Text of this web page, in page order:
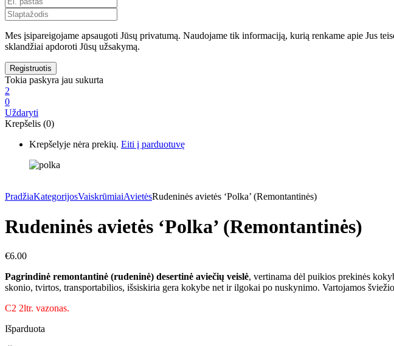
Mes įsipareigojame apsaugoti Jūsų privatumą. Naudojame tik informaciją, kurią renkame apie Jus
sklandžiai apdoroti Jūsų užsakymą.
Tokia paskyra jau sukurta
2
0
Uždaryti
Krepšelis (0)
Krepšelyje nėra prekių. Eiti į parduotuvę
PradžiaKategorijosVaiskrūmiaiAvietėsRudeninės avietės ‘Polka’ (Remontantinės)
Rudeninės avietės ‘Polka’ (Remontantinės)
€6.00
Pagrindinė remontantinė (rudeninė) desertinė aviečių veislė, vertinama dėl puikios prekinės
skonio, tvirtos, transportabilios, išsiskiria gera kokybe net ir ilgokai po nuskynimo. Vartojamos
C2 2ltr. vazonas.
Išparduota